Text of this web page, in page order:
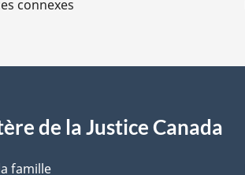
connexes
de la Justice Canada
famille